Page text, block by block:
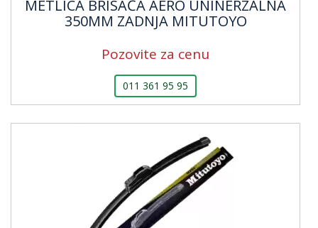
METLICA BRISAČA AERO UNINERZALNA
350MM ZADNJA MITUTOYO
Pozovite za cenu
011 361 95 95